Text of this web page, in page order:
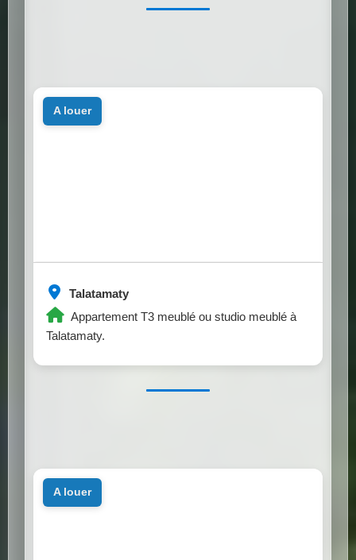
Talatamaty
Appartement T3 meublé ou studio meublé à
Talatamaty.
a louer
a louer